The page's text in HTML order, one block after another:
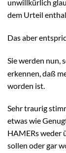
unwillkürlich
dem Urteil
Das aber
Sie werden nun,
erkennen, daß
worden ist.
Sehr traurig
etwas wie
HAMERs weder
sollen oder gar